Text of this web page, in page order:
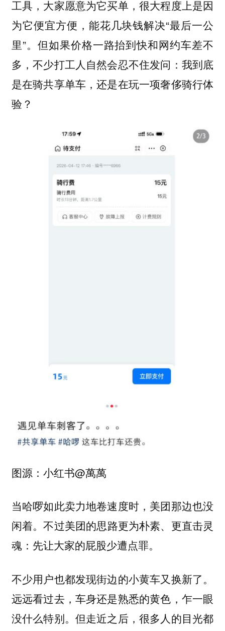
工具，大家愿意为它买单，很大程度上是因
为它便宜方便，能花几块钱解决“最后一公
里”。但如果价格一路抬到快和网约车差不
多，不少打工人自然会忍不住发问： 我到底
是在骑共享单车，还是在玩一项奢侈骑行体
验？
图源：小红书@萬萬
当哈啰如此卖力地卷速度时，美团那边也没
闲着。不过美团的思路更为朴素、更直击灵
魂：先让大家的屁股少遭点罪。
不少用户也都发现街边的小黄车又换新了。
远远看过去，车身还是熟悉的黄色，乍一眼
没什么特别。但走近之后，很多人的目光都